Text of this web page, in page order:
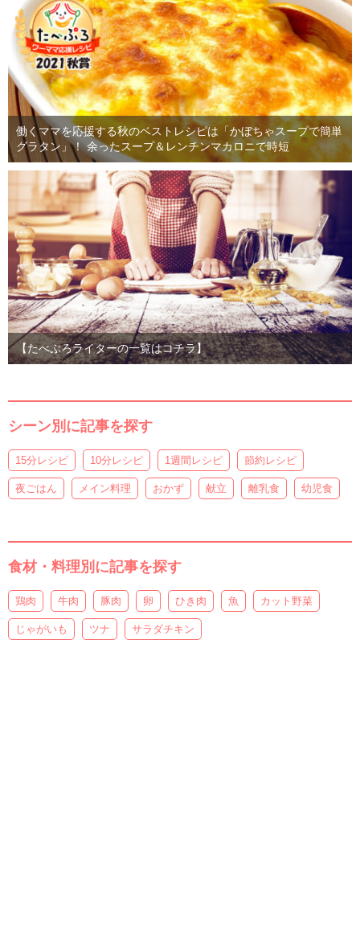
働くママを応援する秋のベストレシピは「かぼちゃスープで簡単
グラタン」！ 余ったスープ＆レンチンマカロニで時短
【たべぷろライターの一覧はコチラ】
シーン別に記事を探す
15分レシピ 10分レシピ 1週間レシピ 節約レシピ
夜ごはん メイン料理 おかず 献立 離乳食 幼児食
食材・料理別に記事を探す
鶏肉 牛肉 豚肉 卵 ひき肉 魚 カット野菜
じゃがいも ツナ サラダチキン